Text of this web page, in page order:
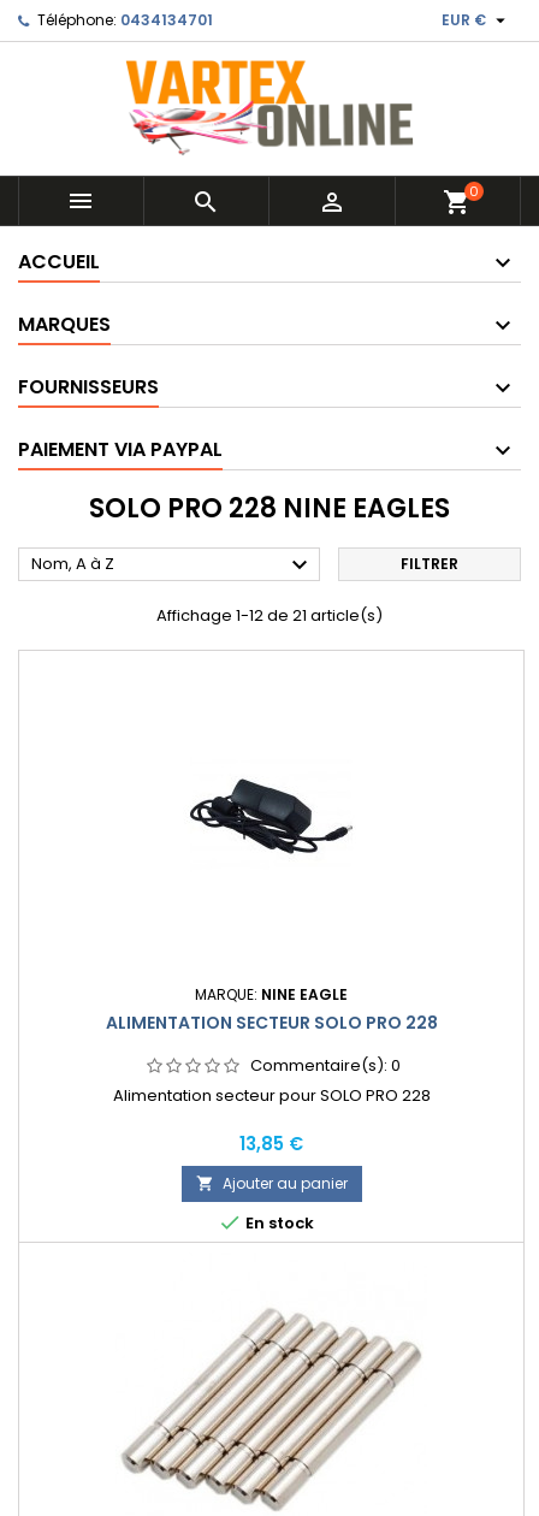
Téléphone: 0434134701 EUR € 
   shopping_cart0
ACCUEIL
MARQUES
FOURNISSEURS
PAIEMENT VIA PAYPAL
SOLO PRO 228 NINE EAGLES
Nom, A à Z  FILTRER
Affichage 1-12 de 21 article(s)
MARQUE: NINE EAGLE
ALIMENTATION SECTEUR SOLO PRO 228
Commentaire(s): 0
Alimentation secteur pour SOLO PRO 228
Prix
13,85 €
 Ajouter au panier
 En stock